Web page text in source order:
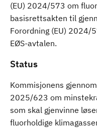
(EU) 2024/573 om
basisrettsakten til
Forordning (EU) 2024/
EØS-avtalen.
Status
Kommisjonens
2025/623 om
som skal gjenvinne
fluorholdige